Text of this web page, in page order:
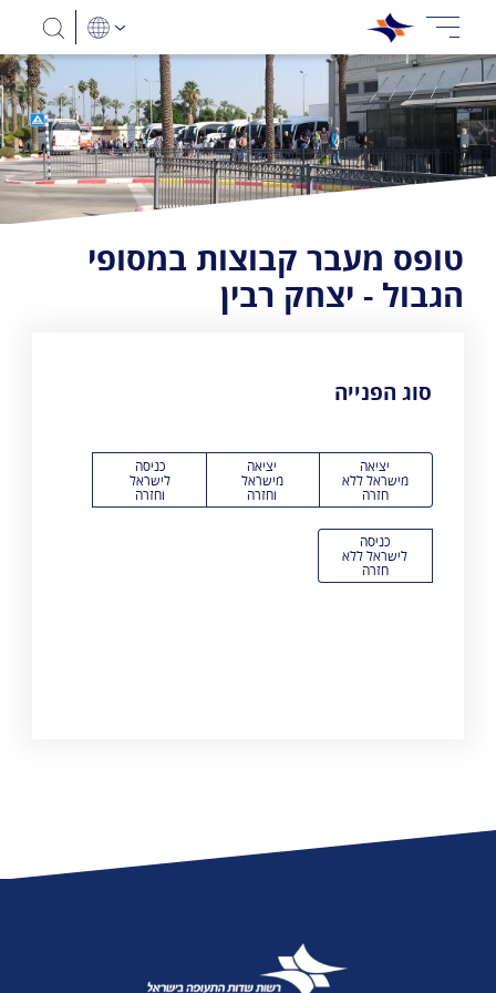
טופס מעבר קבוצות במסופי
הגבול - יצחק רבין
סוג הפנייה
יציאה
מישראל ללא
חזרה
יציאה
מישראל
וחזרה
כניסה
לישראל
וחזרה
כניסה
לישראל ללא
חזרה